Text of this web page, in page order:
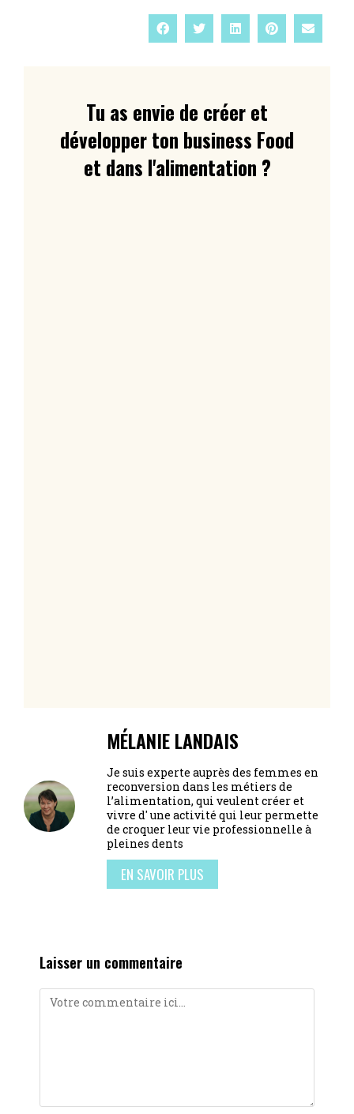
Tu as envie de créer et
développer ton business Food
et dans l'alimentation ?
MÉLANIE LANDAIS
Je suis experte auprès des femmes en
reconversion dans les métiers de
l’alimentation, qui veulent créer et
vivre d' une activité qui leur permette
de croquer leur vie professionnelle à
pleines dents
EN SAVOIR PLUS
Laisser un commentaire